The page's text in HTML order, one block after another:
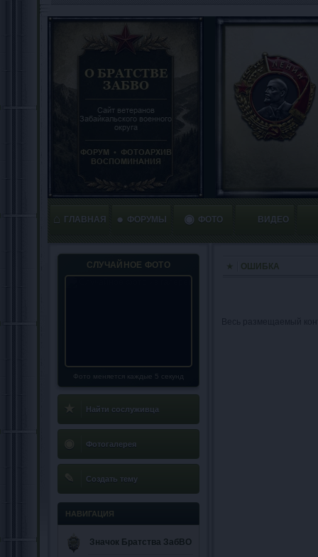
⌂ ГЛАВНАЯ ● ФОРУМЫ ◉ ФОТО ВИДЕО
СЛУЧАЙНОЕ ФОТО
Фото меняется каждые 5 секунд
★ Найти сослуживца
Фотогалерея
✎ Создать тему
НАВИГАЦИЯ
Значок Братства ЗабВО
ОШИБКА